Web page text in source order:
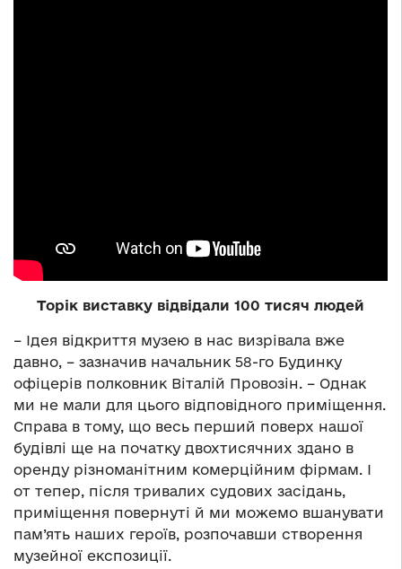
Торік виставку відвідали 100 тисяч людей
– Ідея відкриття музею в нас визрівала вже
давно, – зазначив начальник 58-го Будинку
офіцерів полковник Віталій Провозін. – Однак
ми не мали для цього відповідного приміщення.
Справа в тому, що весь перший поверх нашої
будівлі ще на початку двохтисячних здано в
оренду різноманітним комерційним фірмам. І
от тепер, після тривалих судових засідань,
приміщення повернуті й ми можемо вшанувати
пам’ять наших героїв, розпочавши створення
музейної експозиції.